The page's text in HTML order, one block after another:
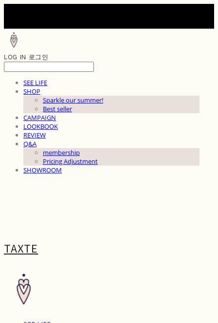
LOG IN 로그인
SEE LIFE
SHOP
Sparkle our summer!
Best seller
CAMPAIGN
LOOKBOOK
REVIEW
Q&A
membership
Pricing Adjustment
SHOWROOM
TAXTE